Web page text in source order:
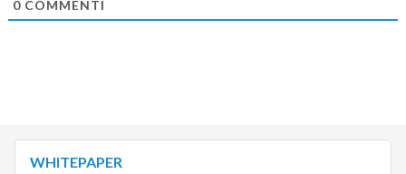
0COMMENTI
WHITEPAPER